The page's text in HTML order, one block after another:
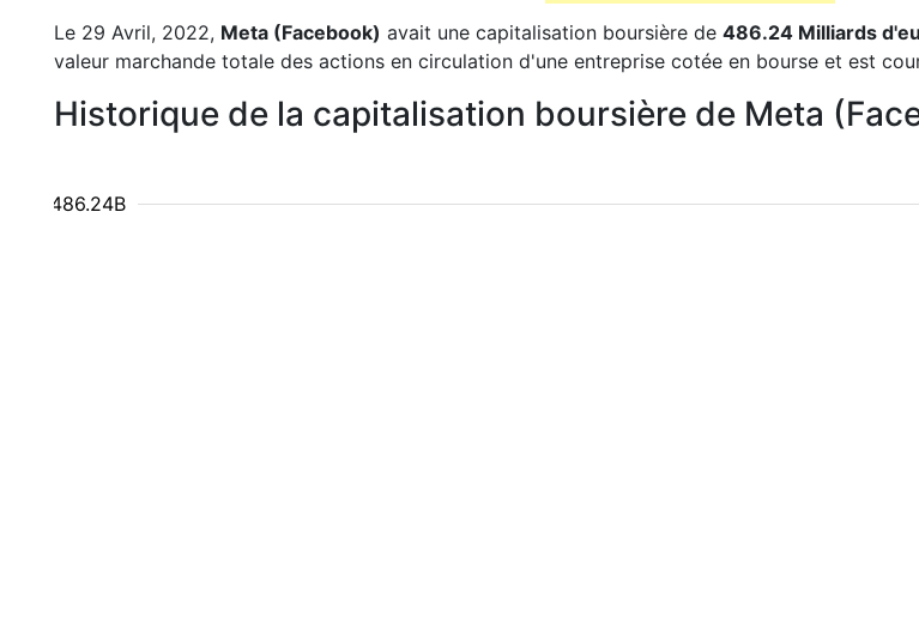
Le 29 Avril, 2022, Meta (Facebook) avait une capitalisation boursière de 486.24 Milliards
valeur marchande totale des actions en circulation d'une entreprise cotée en bourse et est
Historique de la capitalisation boursière de Meta
€486.24B